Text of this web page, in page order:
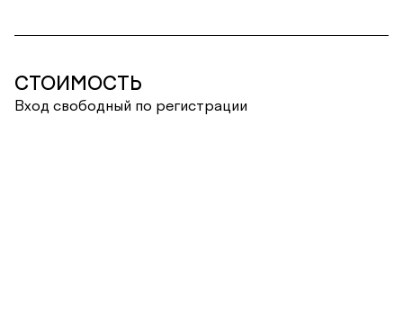
СТОИМОСТЬ
Вход свободный по регистрации